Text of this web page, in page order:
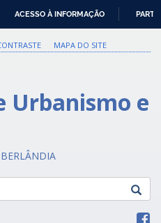
PARA
O
ACESSO À INFORMAÇÃO
MAPA DO SITE
e